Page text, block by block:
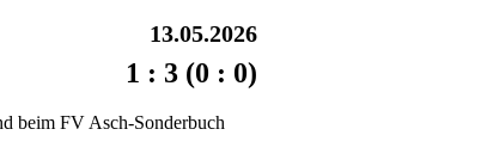
13.05.2026
1 : 3 (0 : 0)
beim FV Asch-Sonderbuch